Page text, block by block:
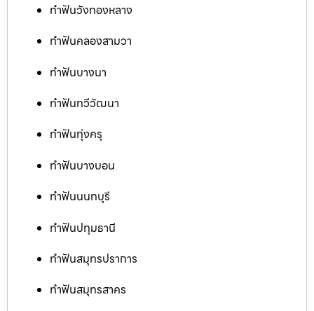
ทำฟันวังทองหลาง
ทำฟันคลองสามวา
ทำฟันบางนา
ทำฟันทวีวัฒนา
ทำฟันทุ่งครุ
ทำฟันบางบอน
ทำฟันนนทบุรี
ทำฟันปทุมธานี
ทำฟันสมุทรปราการ
ทำฟันสมุทรสาคร